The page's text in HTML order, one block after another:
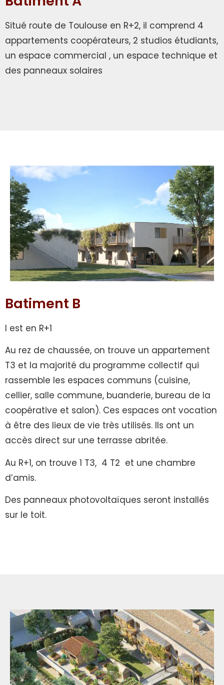
Situé route de Toulouse en R+2, il comprend 4
appartements coopérateurs, 2 studios étudiants,
un espace commercial , un espace technique et
des panneaux solaires
Batiment B
l est en R+1
Au rez de chaussée, on trouve un appartement
T3 et la majorité du programme collectif qui
rassemble les espaces communs (cuisine,
cellier, salle commune, buanderie, bureau de la
coopérative et salon). Ces espaces ont vocation
à être des lieux de vie très utilisés. Ils ont un
accès direct sur une terrasse abritée.
Au R+1, on trouve 1 T3, 4 T2 et une chambre
d’amis.
Des panneaux photovoltaïques seront installés
sur le toit.